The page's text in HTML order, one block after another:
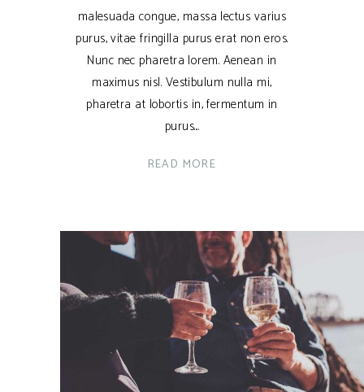
malesuada congue, massa lectus varius
purus, vitae fringilla purus erat non eros.
Nunc nec pharetra lorem. Aenean in
maximus nisl. Vestibulum nulla mi,
pharetra at lobortis in, fermentum in
purus.
READ MORE